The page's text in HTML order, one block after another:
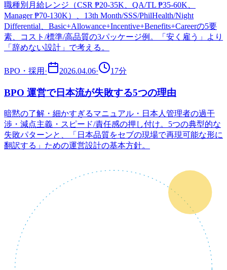
職種別月給レンジ（CSR ₱20-35K、QA/TL ₱35-60K、
Manager ₱70-130K）、13th Month/SSS/PhilHealth/Night
Differential、Basic+Allowance+Incentive+Benefits+Careerの5要
素、コスト/標準/高品質の3パッケージ例。「安く雇う」より
「辞めない設計」で考える。
BPO・採用 · 2026.04.06· 17分
BPO 運営で日本流が失敗する5つの理由
暗黙の了解・細かすぎるマニュアル・日本人管理者の過干
渉・減点主義・スピード/責任感の押し付け。5つの典型的な
失敗パターンと、「日本品質をセブの現場で再現可能な形に
翻訳する」ための運営設計の基本方針。